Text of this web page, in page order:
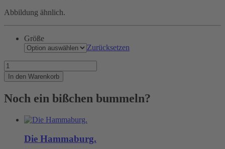
Abbildung ähnlich.
Größe
Zurücksetzen
Wenn
ich
die
seh
In den Warenkorb
Noch ein bißchen bummeln?
Die Hammaburg.